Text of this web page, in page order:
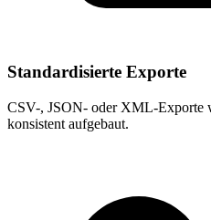
Standardisierte Exporte
CSV-, JSON- oder XML-Exporte
konsistent aufgebaut.